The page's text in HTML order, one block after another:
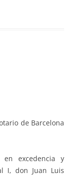
de Barcelona
excedencia y
I, don Juan Luis